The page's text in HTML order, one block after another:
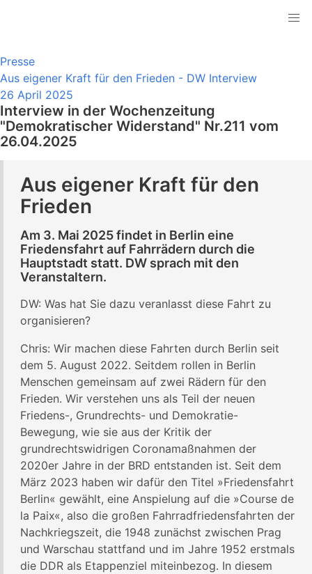
Presse
Aus eigener Kraft für den Frieden - DW Interview
26 April 2025
Interview in der Wochenzeitung
"Demokratischer Widerstand" Nr.211 vom
26.04.2025
Aus eigener Kraft für den
Frieden
Am 3. Mai 2025 findet in Berlin eine
Friedensfahrt auf Fahrrädern durch die
Hauptstadt statt. DW sprach mit den
Veranstaltern.
DW: Was hat Sie dazu veranlasst diese Fahrt zu
organisieren?
Chris: Wir machen diese Fahrten durch Berlin seit
dem 5. August 2022. Seitdem rollen in Berlin
Menschen gemeinsam auf zwei Rädern für den
Frieden. Wir verstehen uns als Teil der neuen
Friedens-, Grundrechts- und Demokratie-
Bewegung, wie sie aus der Kritik der
grundrechtswidrigen Coronamaßnahmen der
2020er Jahre in der BRD entstanden ist. Seit dem
März 2023 haben wir dafür den Titel »Friedensfahrt
Berlin« gewählt, eine Anspielung auf die »Course de
la Paix«, also die großen Fahrradfriedensfahrten der
Nachkriegszeit, die 1948 zunächst zwischen Prag
und Warschau stattfand und im Jahre 1952 erstmals
die DDR als Etappenziel miteinbezog. In diesem